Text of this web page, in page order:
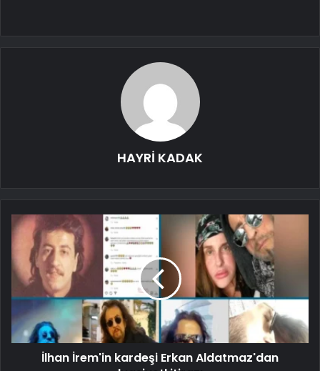
HAYRİ KADAK
İlhan İrem'in kardeşi Erkan Aldatmaz'dan